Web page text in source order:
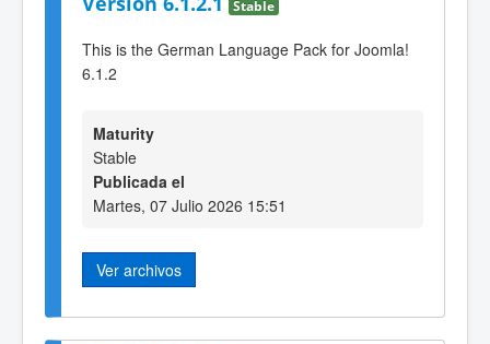
Stable
This is the German Language Pack for Joomla!
6.1.2
Maturity
Stable
Publicada el
Martes, 07 Julio 2026 15:51
Ver archivos